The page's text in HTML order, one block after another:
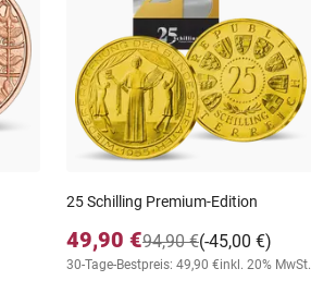
25 Schilling Premium-Edition
49,90 € (-45,00 €)
94,90 €
30-Tage-Bestpreis: 49,90 €inkl. 20% MwSt.